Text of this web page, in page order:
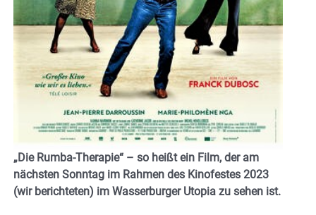
„Die Rumba-Therapie“ – so heißt ein Film, der am
nächsten Sonntag im Rahmen des Kinofestes 2023
(wir berichteten) im Wasserburger Utopia zu sehen ist.